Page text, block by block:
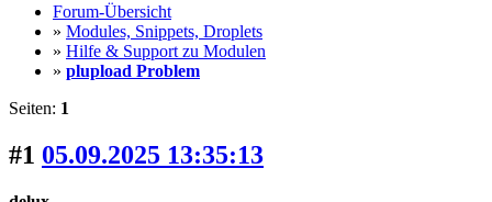
Forum-Übersicht
» Modules, Snippets, Droplets
» Hilfe & Support zu Modulen
» plupload Problem
Seiten: 1
#1 05.09.2025 13:35:13